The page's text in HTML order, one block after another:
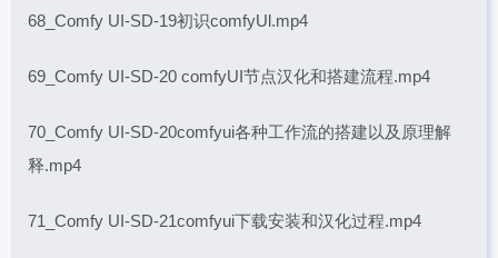
68_Comfy UI-SD-19初识comfyUl.mp4
69_Comfy UI-SD-20 comfyUI节点汉化和搭建流程.mp4
70_Comfy UI-SD-20comfyui各种工作流的搭建以及原理解
释.mp4
71_Comfy UI-SD-21comfyui下载安装和汉化过程.mp4